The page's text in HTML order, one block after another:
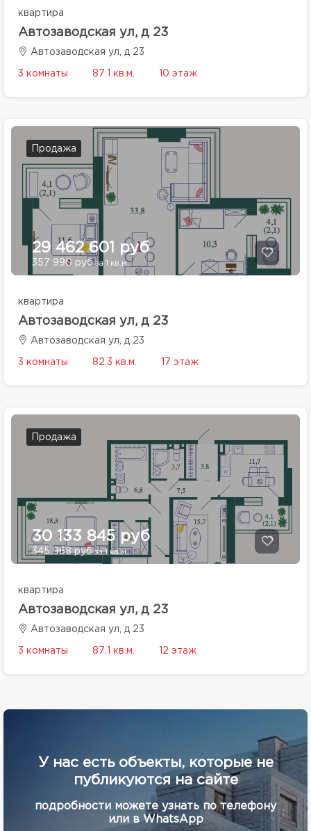
квартира
Автозаводская ул, д 23
Автозаводская ул, д 23
3 комнаты 87.1 кв.м. 10 этаж
Продажа
29 462 601 руб
357 990 рубза 1 кв.м.
квартира
Автозаводская ул, д 23
Автозаводская ул, д 23
3 комнаты 82.3 кв.м. 17 этаж
Продажа
30 133 845 руб
345 968 рубза 1 кв.м.
квартира
Автозаводская ул, д 23
Автозаводская ул, д 23
3 комнаты 87.1 кв.м. 12 этаж
У нас есть объекты, которые не
публикуются на сайте
подробности можете узнать по телефону
или в WhatsApp